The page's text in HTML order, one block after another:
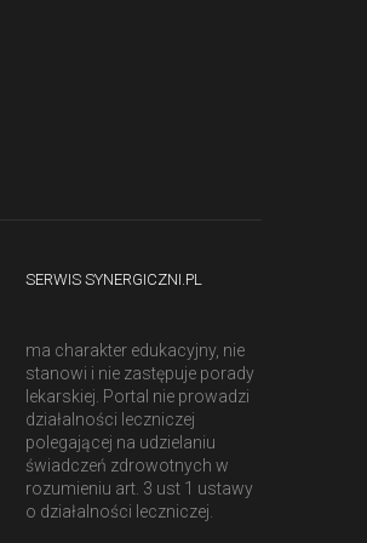
SERWIS SYNERGICZNI.PL
ma charakter edukacyjny, nie
stanowi i nie zastępuje porady
lekarskiej. Portal nie prowadzi
działalności leczniczej
polegającej na udzielaniu
świadczeń zdrowotnych w
rozumieniu art. 3 ust 1 ustawy
o działalności leczniczej.